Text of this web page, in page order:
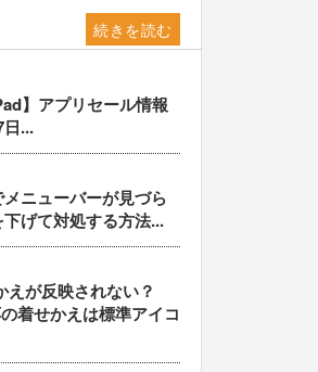
】アプリセール情報
日...
ニューバーが見づら
げて対処する方法...
えが反映されない？
着せかえは標準アイコ
続きを読む